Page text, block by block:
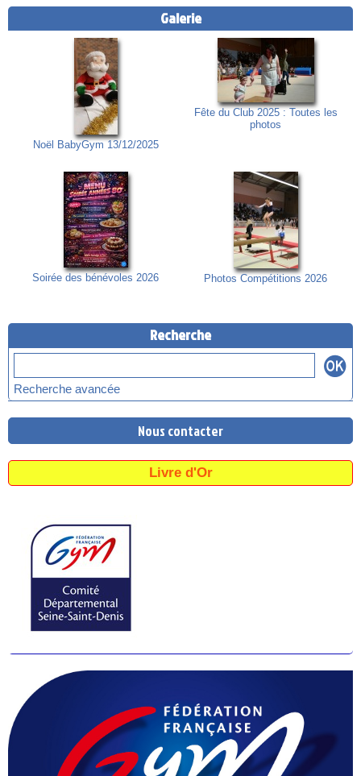
Galerie
Noël BabyGym 13/12/2025
Fête du Club 2025 : Toutes les
photos
Soirée des bénévoles 2026 Photos Compétitions 2026
Recherche
Recherche avancée
Nous contacter
Livre d'Or